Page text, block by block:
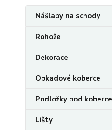
Nášlapy na schody
Rohože
Dekorace
Obkadové koberce
Podložky pod koberce
Lišty